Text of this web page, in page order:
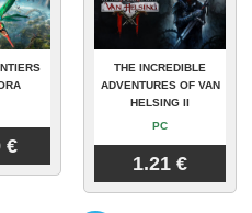
€
THE INCREDIBLE
ADVENTURES OF VAN
HELSING II
PC
1.21 €